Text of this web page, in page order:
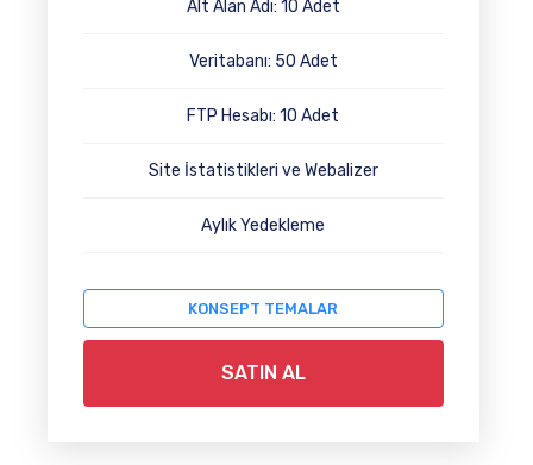
Alt Alan Adı: 10 Adet
Veritabanı: 50 Adet
FTP Hesabı: 10 Adet
Site İstatistikleri ve Webalizer
Aylık Yedekleme
KONSEPT TEMALAR
SATIN AL